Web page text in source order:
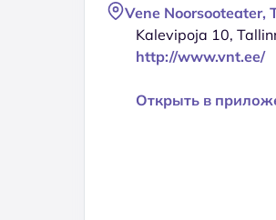
Vene Noorsooteater,
Kalevipoja 10,
http://www.vnt.ee/
Открыть в